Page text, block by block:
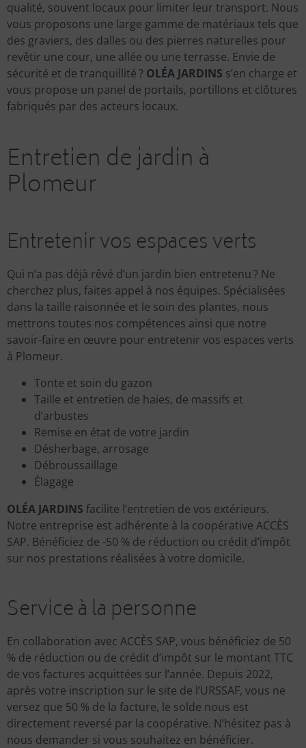
qualité, souvent locaux pour limiter leur transport. Nous
vous proposons une large gamme de matériaux tels que
des graviers, des dalles ou des pierres naturelles pour
revêtir une cour, une allée ou une terrasse. Envie de
sécurité et de tranquillité ? OLÉA JARDINS s’en charge et
vous propose un panel de portails, portillons et clôtures
fabriqués par des acteurs locaux.
Entretien de jardin à
Plomeur
Entretenir vos espaces verts
Qui n’a pas déjà rêvé d’un jardin bien entretenu ? Ne
cherchez plus, faites appel à nos équipes. Spécialisées
dans la taille raisonnée et le soin des plantes, nous
mettrons toutes nos compétences ainsi que notre
savoir-faire en œuvre pour entretenir vos espaces verts
à Plomeur.
Tonte et soin du gazon
Taille et entretien de haies, de massifs et
d’arbustes
Remise en état de votre jardin
Désherbage, arrosage
Débroussaillage
Élagage
OLÉA JARDINS facilite l’entretien de vos extérieurs.
Notre entreprise est adhérente à la coopérative ACCÈS
SAP. Bénéficiez de -50 % de réduction ou crédit d’impôt
sur nos prestations réalisées à votre domicile.
Service à la personne
En collaboration avec ACCÈS SAP, vous bénéficiez de 50
% de réduction ou de crédit d’impôt sur le montant TTC
de vos factures acquittées sur l’année. Depuis 2022,
après votre inscription sur le site de l’URSSAF, vous ne
versez que 50 % de la facture, le solde nous est
directement reversé par la coopérative. N’hésitez pas à
nous demander si vous souhaitez en bénéficier.